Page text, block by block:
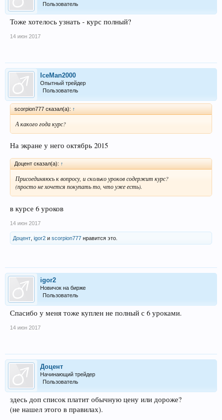
Пользователь
Тоже хотелось узнать - курс полный?
14 июн 2017
IceMan2000
Опытный трейдер
Пользователь
scorpion777 сказал(а): ↑
А какого года курс?
На экране у него октябрь 2015
Доцент сказал(а): ↑
Присоединяюсь к вопросу, и сколько уроков содержит курс?
(просто не хочется покупать то, что уже есть).
в курсе 6 уроков
14 июн 2017
Доцент igor2 и scorpion777 нравится это.
igor2
Новичок на бирже
Пользователь
Спасибо у меня тоже куплен не полный с 6 уроками.
14 июн 2017
Доцент
Начинающий трейдер
Пользователь
здесь доп список платит обычную цену или дороже?
(не нашел этого в правилах).